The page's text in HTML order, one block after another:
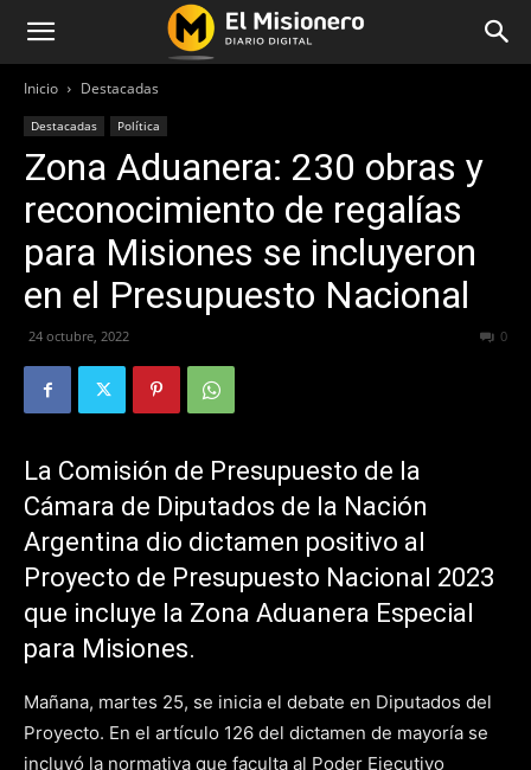
Inicio Destacadas
Destacadas Política
Zona Aduanera: 230 obras y
reconocimiento de regalías
para Misiones se incluyeron
en el Presupuesto Nacional
24 octubre, 2022 0
La Comisión de Presupuesto de la
Cámara de Diputados de la Nación
Argentina dio dictamen positivo al
Proyecto de Presupuesto Nacional 2023
que incluye la Zona Aduanera Especial
para Misiones.
Mañana, martes 25, se inicia el debate en Diputados del
Proyecto. En el artículo 126 del dictamen de mayoría se
incluyó la normativa que faculta al Poder Ejecutivo